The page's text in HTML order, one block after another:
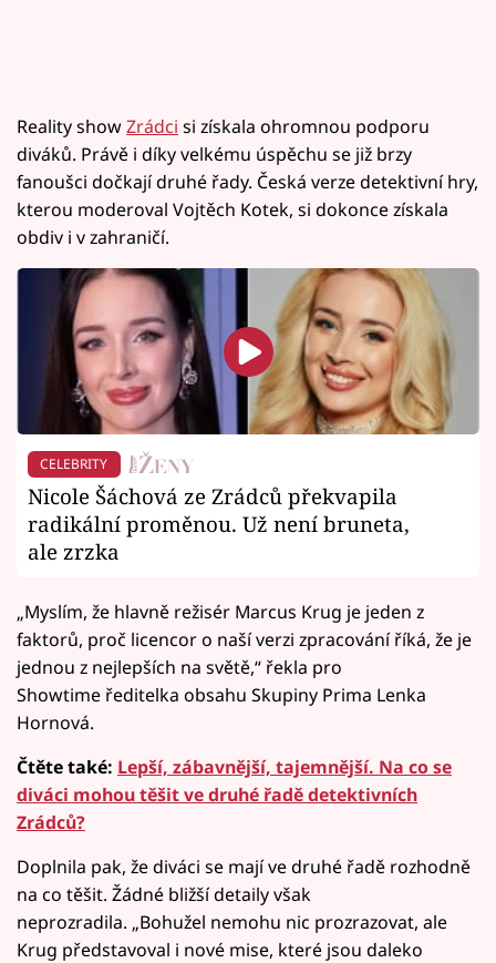
Reality showZrádci si získala ohromnou podporu
diváků. Právě i díky velkému úspěchu se již brzy
fanoušci dočkají druhé řady. Česká verze detektivní hry,
kterou moderoval Vojtěch Kotek, si dokonce získala
obdiv i v zahraničí.
CELEBRITY
Nicole Šáchová ze Zrádců překvapila
radikální proměnou. Už není bruneta,
ale zrzka
„Myslím, že hlavně režisér Marcus Krug je jeden z
faktorů, proč licencor o naší verzi zpracování říká, že je
jednou z nejlepších na světě,“ řekla pro
Showtime ředitelka obsahu Skupiny Prima Lenka
Hornová.
Čtěte také: Lepší, zábavnější, tajemnější. Na co se
diváci mohou těšit ve druhé řadě detektivních
Zrádců?
Doplnila pak, že diváci se mají ve druhé řadě rozhodně
na co těšit. Žádné bližší detaily však
neprozradila. „Bohužel nemohu nic prozrazovat, ale
Krug představoval i nové mise, které jsou daleko